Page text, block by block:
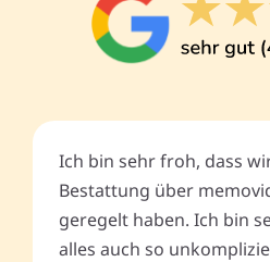
Ich bin sehr froh, dass
Bestattung über
geregelt haben. Ich bin
alles auch so